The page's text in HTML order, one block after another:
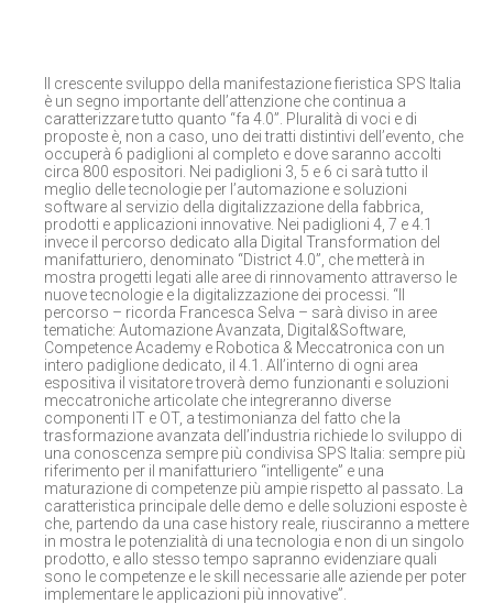
Il crescente sviluppo della manifestazione fieristica SPS Italia
è un segno importante dell’attenzione che continua a
caratterizzare tutto quanto “fa 4.0”. Pluralità di voci e di
proposte è, non a caso, uno dei tratti distintivi dell’evento, che
occuperà 6 padiglioni al completo e dove saranno accolti
circa 800 espositori. Nei padiglioni 3, 5 e 6 ci sarà tutto il
meglio delle tecnologie per l’automazione e soluzioni
software al servizio della digitalizzazione della fabbrica,
prodotti e applicazioni innovative. Nei padiglioni 4, 7 e 4.1
invece il percorso dedicato alla Digital Transformation del
manifatturiero, denominato “District 4.0”, che metterà in
mostra progetti legati alle aree di rinnovamento attraverso le
nuove tecnologie e la digitalizzazione dei processi. “Il
percorso – ricorda Francesca Selva – sarà diviso in aree
tematiche: Automazione Avanzata, Digital&Software,
Competence Academy e Robotica & Meccatronica con un
intero padiglione dedicato, il 4.1. All’interno di ogni area
espositiva il visitatore troverà demo funzionanti e soluzioni
meccatroniche articolate che integreranno diverse
componenti IT e OT, a testimonianza del fatto che la
trasformazione avanzata dell’industria richiede lo sviluppo di
una conoscenza sempre più condivisa SPS Italia: sempre più
riferimento per il manifatturiero “intelligente” e una
maturazione di competenze più ampie rispetto al passato. La
caratteristica principale delle demo e delle soluzioni esposte è
che, partendo da una case history reale, riusciranno a mettere
in mostra le potenzialità di una tecnologia e non di un singolo
prodotto, e allo stesso tempo sapranno evidenziare quali
sono le competenze e le skill necessarie alle aziende per poter
implementare le applicazioni più innovative”.